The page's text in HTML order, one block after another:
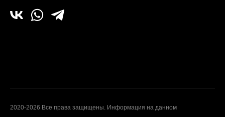
2020-2026 Все права защищены. Информация на данном